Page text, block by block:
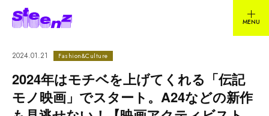
2024.01.21 Fashion&Culture
2024年はモチベを上げてくれる「伝記
モノ映画」でスタート。A24などの新作